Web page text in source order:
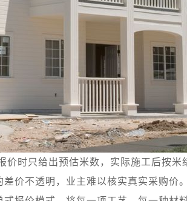
时只给出预估米数，实际施工后按
价不透明，业主难以核实真实采购价